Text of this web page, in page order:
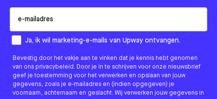
How would you like to hear from us?
Ja, ik wil marketing-e-mails van Upway ontvangen.
Bevestig door het vakje aan te vinken dat je kennis hebt genomen
van ons privacybeleid. Door je in te schrijven voor onze nieuwsbrief
geef je toestemming voor het verwerken en opslaan van jouw
gegevens, zoals je e-mailadres en (indien opgegeven) je
voornaam, achternaam en geslacht. Wij verwerken jouw gegevens in